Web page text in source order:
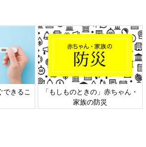
を揃えておくと家事負担が軽減したり時短
トリには他にもいろいろなキッチンツール
いるのでぜひチェックしてみてください。
ている投稿、リンク先は、削除される場合
めご了承ください。
の情報であり、現在と異なる場合があり
できるこ
「もしものときの」赤ちゃん・
家族の防災